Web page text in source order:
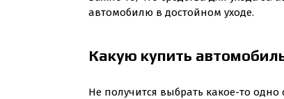
автомобилю в достойном уходе.
Какую купить
Не получится выбрать какое-то